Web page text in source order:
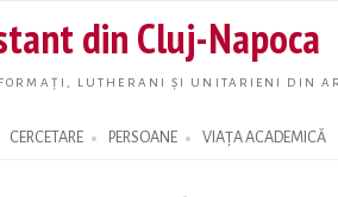
main
content
din Cluj-Napoca
LUTHERANI ȘI UNITARIENI DIN
CERCETARE PERSOANE VIAȚA ACADEMICĂ